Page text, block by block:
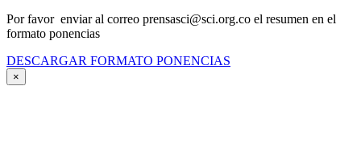
Por favor enviar al correo prensasci@sci.org.co el resumen en el
formato ponencias
DESCARGAR FORMATO PONENCIAS
×